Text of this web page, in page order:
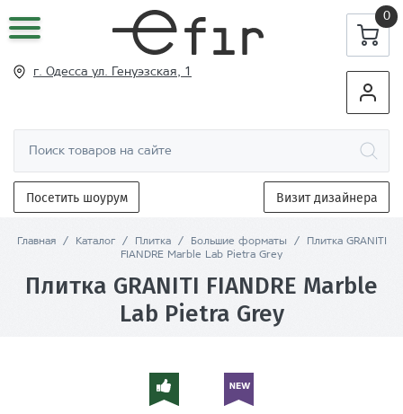
0
г. Одесса ул. Генуэзская, 1
Посетить шоурум Визит дизайнера
Главная / Каталог / Плитка / Большие форматы /
Плитка GRANITI
FIANDRE Marble Lab Pietra Grey
Плитка GRANITI FIANDRE Marble
Lab Pietra Grey